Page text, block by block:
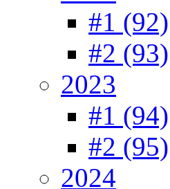
#1 (92)
#2 (93)
2023
#1 (94)
#2 (95)
2024